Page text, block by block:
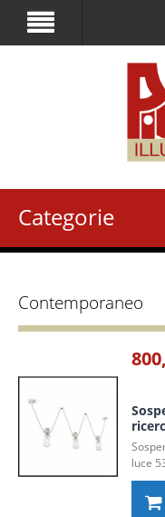
Categorie
Contemporaneo
luce